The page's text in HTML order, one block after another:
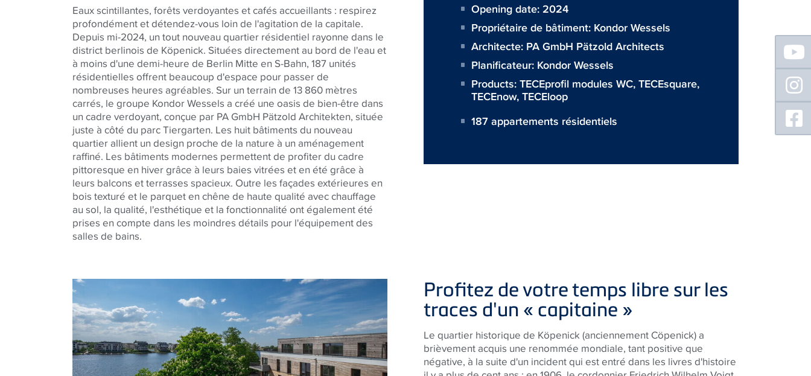
Eaux scintillantes, forêts verdoyantes et cafés accueillants : respirez
profondément et détendez-vous loin de l'agitation de la capitale.
Depuis mi-2024, un tout nouveau quartier résidentiel rayonne dans le
district berlinois de Köpenick. Situées directement au bord de l'eau et
à moins d'une demi-heure de Berlin Mitte en S-Bahn, 187 unités
résidentielles offrent beaucoup d'espace pour passer de
nombreuses heures agréables. Sur un terrain de 13 860 mètres
carrés, le groupe Kondor Wessels a créé une oasis de bien-être dans
un cadre verdoyant, conçue par PA GmbH Pätzold Architekten, située
juste à côté du parc Tiergarten. Les huit bâtiments du nouveau
quartier allient un design proche de la nature à un aménagement
raffiné. Les bâtiments modernes permettent de profiter du cadre
pittoresque en hiver grâce à leurs baies vitrées et en été grâce à
leurs balcons et terrasses spacieux. Outre les façades extérieures en
bois texturé et le parquet en chêne de haute qualité avec chauffage
au sol, la qualité, l'esthétique et la fonctionnalité ont également été
prises en compte dans les moindres détails pour l'équipement des
salles de bains.
Opening date: 2024
Propriétaire de bâtiment: Kondor Wessels
Architecte: PA GmbH Pätzold Architects
Planificateur: Kondor Wessels
Products:TECEprofil modules WC, TECEsquare,
TECEnow, TECEloop
187 appartements résidentiels
Profitez de votre temps libre sur les
traces d'un « capitaine »
Le quartier historique de Köpenick (anciennement Cöpenick) a
brièvement acquis une renommée mondiale, tant positive que
négative, à la suite d'un incident qui est entré dans les livres d'histoire
Floating